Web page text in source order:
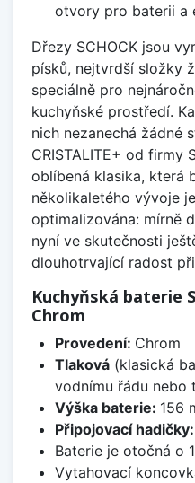
otvory pro baterii a
Dřezy SCHOCK jsou
písků, nejtvrdší složky
speciálně pro
kuchyňské prostředí.
nich nezanechá žádné
CRISTALITE+ od firmy
oblíbená klasika, která
několikaletého vývoje
optimalizována: mírně
nyní ve skutečnosti
dlouhotrvající radost
Kuchyňská baterie
Chrom
Provedení: Chrom
Tlaková(klasická
vodnímu řádu nebo
Výška baterie: 156
Připojovací hadičky:
Baterie je otočná o
Vytahovací